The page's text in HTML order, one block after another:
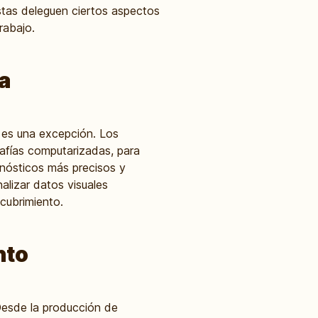
deleguen ciertos aspectos
una excepción. Los
computarizadas, para
más precisos y
datos visuales
la producción de